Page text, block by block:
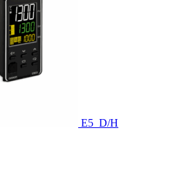
E5_D/H